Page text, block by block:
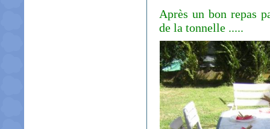
Après un bon repas
de la tonnelle .....